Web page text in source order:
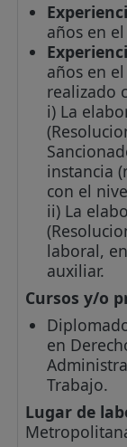
años en
años en
realizado
i) La
instancia
con el
ii) La
laboral,
auxiliar.
Cursos y/o
en
Trabajo.
Lugar de